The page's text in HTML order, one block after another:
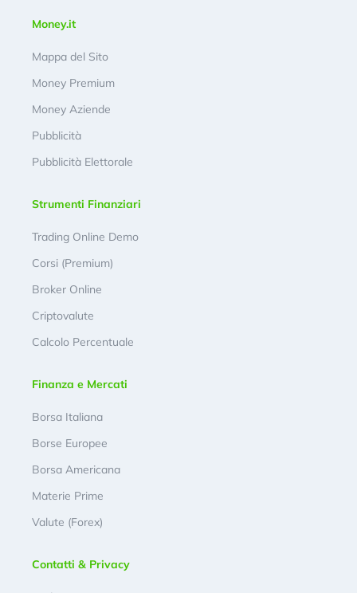
Money.it
Mappa del Sito
Money Premium
Money Aziende
Pubblicità
Pubblicità Elettorale
Strumenti Finanziari
Trading Online Demo
Corsi (Premium)
Broker Online
Criptovalute
Calcolo Percentuale
Finanza e Mercati
Borsa Italiana
Borse Europee
Borsa Americana
Materie Prime
Valute (Forex)
Contatti & Privacy